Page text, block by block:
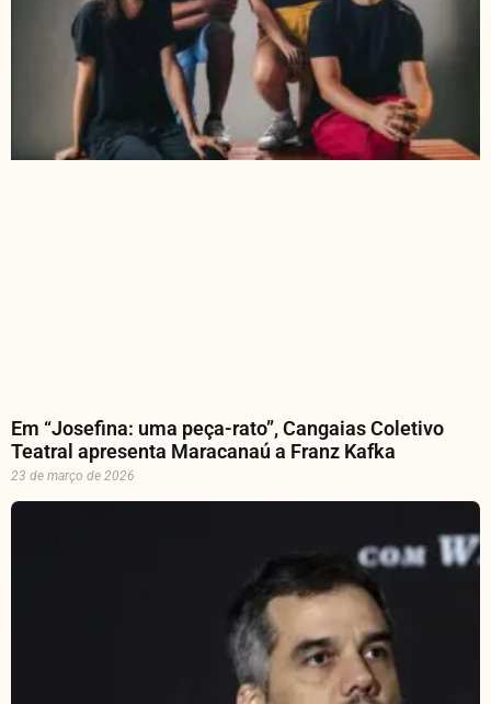
Em “Josefina: uma peça-rato”, Cangaias Coletivo
Teatral apresenta Maracanaú a Franz Kafka
23 de março de 2026